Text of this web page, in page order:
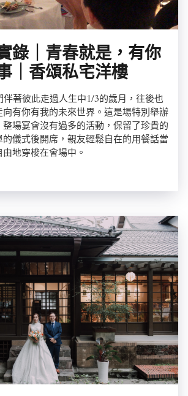
錄｜青春就是，有你
｜香頌私宅洋樓
伴著彼此走過人生中1/3的歲月，往後也
有你有我的未來世界。這是場特別舉辦
場宴會沒有過多的活動，保留了珍貴的
儀式後開席，親友輕鬆自在的用餐話當
地穿梭在會場中。